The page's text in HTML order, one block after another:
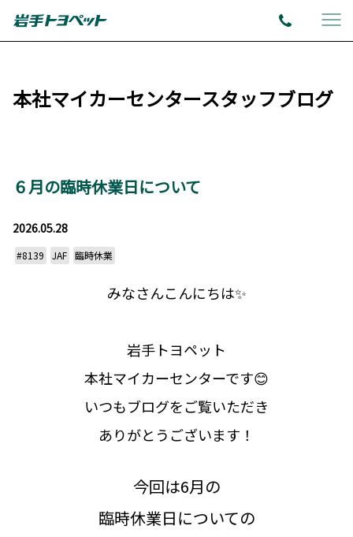
本社マイカーセンタースタッフブログ
６月の臨時休業日について
2026.05.28
#8139 JAF 臨時休業
みなさんこんにちは✨
岩手トヨペット
本社マイカーセンターです😊
いつもブログをご覧いただき
ありがとうございます！
今回は6月の
臨時休業日についての